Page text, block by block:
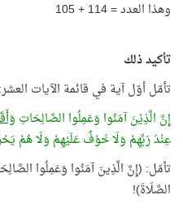
وهذا العدد = 114 + 105
تأكيد ذلك
تأمّل أوّل آية في قائمة الآيات العشر:
إِنَّ الَّذِيْنَ آمَنُوا وَعَمِلُوا الصَّالِحَاتِ
عِنْدَ رَبِّهِمْ وَلَا خَوْفٌ عَلَيْهِمْ وَلَا هُمْ
تأمّل: (إِنَّ الَّذِينَ آمَنُوا وَعَمِلُوا
الصَّلَاةَ)!